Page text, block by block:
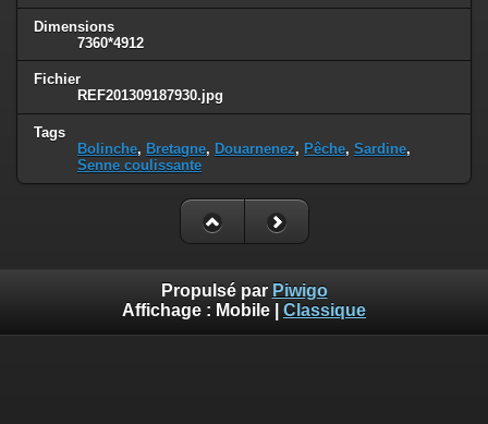
Dimensions
7360*4912
Fichier
REF201309187930.jpg
Tags
Bolinche, Bretagne, Douarnenez, Pêche, Sardine,
Senne coulissante
Propulsé par Piwigo
Affichage : Mobile Classique